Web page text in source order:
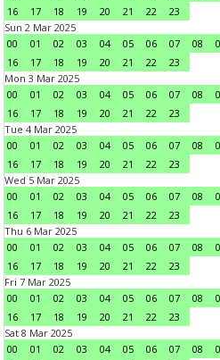
16
17 18 19 20 21 22
23
Sun 2 Mar 2025
00
01 02 03 04 05 06 07 08
16
17 18 19 20 21 22
23
Mon 3 Mar 2025
00
01 02 03 04 05 06 07 08
16
17 18 19 20 21 22
23
Tue 4 Mar 2025
00
01 02 03 04 05 06 07 08
16
17 18 19 20 21 22
23
Wed 5 Mar 2025
00
01 02 03 04 05 06 07 08
16
17 18 19 20 21 22
23
Thu 6 Mar 2025
00
01 02 03 04 05 06 07 08
16
17 18 19 20 21 22
23
Fri 7 Mar 2025
00
01 02 03 04 05 06 07 08
16
17 18 19 20 21 22
23
Sat 8 Mar 2025
00
01 02 03 04 05 06 07 08